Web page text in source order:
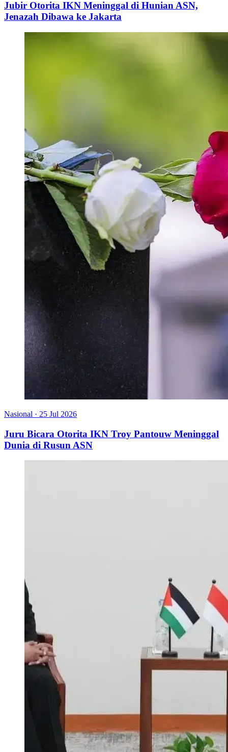
Jubir Otorita IKN Meninggal di Hunian ASN,
Jenazah Dibawa ke Jakarta
Nasional · 25 Jul 2026
Juru Bicara Otorita IKN Troy Pantouw Meninggal
Dunia di Rusun ASN